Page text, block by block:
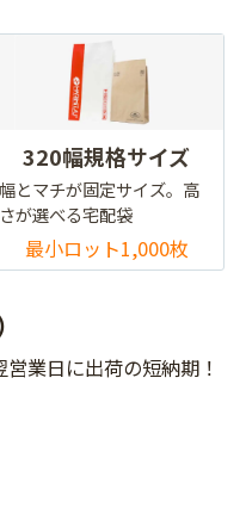
320幅規格サイズ
幅とマチが固定サイズ。高
さが選べる宅配袋
最小ロット1,000枚
業日に出荷の短納期！